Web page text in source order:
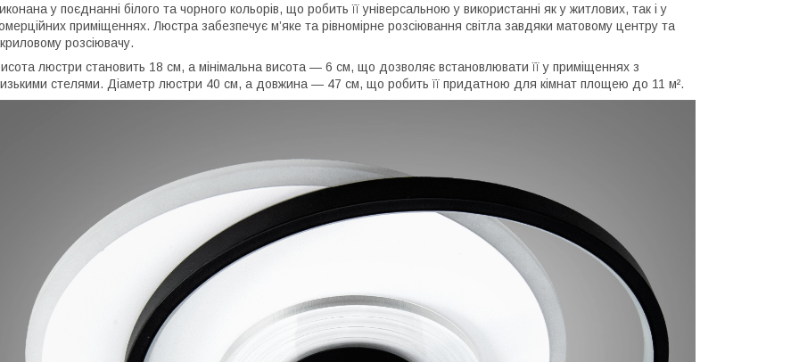
у поєднанні білого та чорного кольорів, що робить її універсальною у використанні як у житлових, так і у
приміщеннях. Люстра забезпечує м’яке та рівномірне розсіювання світла завдяки матовому центру та
розсіювачу.
люстри становить 18 см, а мінімальна висота — 6 см, що дозволяє встановлювати її у приміщеннях з
стелями. Діаметр люстри 40 см, а довжина — 47 см, що робить її придатною для кімнат площею до 11 м².